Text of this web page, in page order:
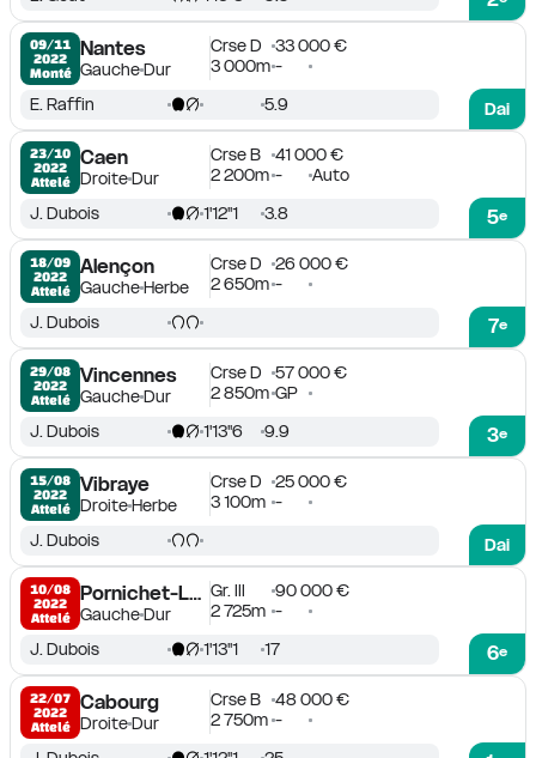
09/11
2022
Monté
Nantes
GaucheDur
Crse D
33 000 €
3 000m -
Dai
E. Raffin 5.9
23/10
2022
Attelé
Caen
DroiteDur
Crse B
41 000 €
2 200m - Auto
5e
J. Dubois 1'12''1 3.8
18/09
2022
Attelé
Alençon
GaucheHerbe
Crse D
26 000 €
2 650m -
7e
J. Dubois
29/08
2022
Attelé
Vincennes
GaucheDur
Crse D
57 000 €
2 850m GP
3e
J. Dubois 1'13''6 9.9
15/08
2022
Attelé
Vibraye
DroiteHerbe
Crse D
25 000 €
3 100m -
Dai
J. Dubois
10/08
2022
Attelé
Pornichet-La Baule
GaucheDur
Gr. III
90 000 €
2 725m -
6e
J. Dubois 1'13''1 17
22/07
2022
Attelé
Cabourg
DroiteDur
Crse B
48 000 €
2 750m -